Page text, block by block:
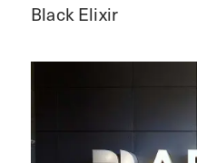
Black Elixir